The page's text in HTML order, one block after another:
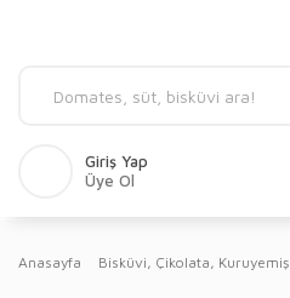
Giriş Yap
Üye Ol
Anasayfa Bisküvi, Çikolata, Kuruyemiş